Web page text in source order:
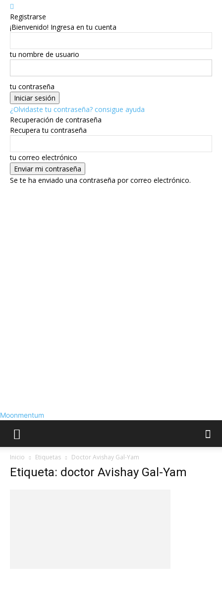
Registrarse
¡Bienvenido! Ingresa en tu cuenta
tu nombre de usuario
tu contraseña
¿Olvidaste tu contraseña? consigue ayuda
Recuperación de contraseña
Recupera tu contraseña
tu correo electrónico
Se te ha enviado una contraseña por correo electrónico.
Moonmentum
Inicio Etiquetas Doctor Avishay Gal-Yam
Etiqueta: doctor Avishay Gal-Yam